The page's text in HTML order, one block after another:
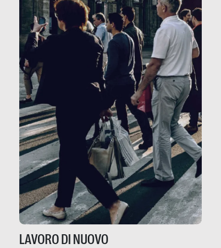
LAVORO DI NUOVO